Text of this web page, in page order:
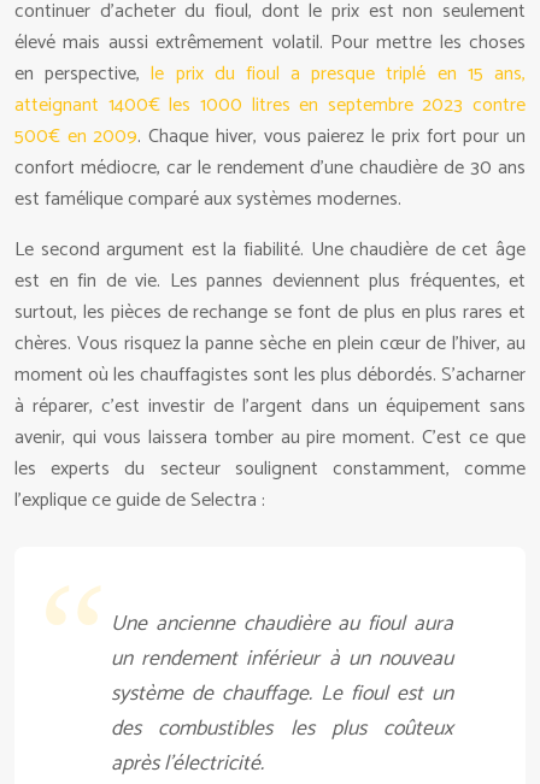
continuer d’acheter du fioul, dont le prix est non seulement
élevé mais aussi extrêmement volatil. Pour mettre les choses
en perspective,le prix du fioul a presque triplé en 15 ans,
atteignant 1400€ les 1000 litres en septembre 2023 contre
500€ en 2009. Chaque hiver, vous paierez le prix fort pour un
confort médiocre, car le rendement d’une chaudière de 30 ans
est famélique comparé aux systèmes modernes.
Le second argument est la fiabilité. Une chaudière de cet âge
est en fin de vie. Les pannes deviennent plus fréquentes, et
surtout, les pièces de rechange se font de plus en plus rares et
chères. Vous risquez la panne sèche en plein cœur de l’hiver, au
moment où les chauffagistes sont les plus débordés. S’acharner
à réparer, c’est investir de l’argent dans un équipement sans
avenir, qui vous laissera tomber au pire moment. C’est ce que
les experts du secteur soulignent constamment, comme
l’explique ce guide de Selectra :
Une ancienne chaudière au fioul aura
un rendement inférieur à un nouveau
système de chauffage. Le fioul est un
des combustibles les plus coûteux
après l’électricité.